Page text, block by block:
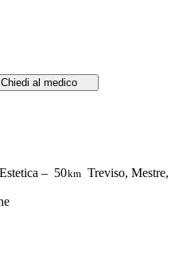
Chiedi al medico
– 50km Treviso, Mestre,